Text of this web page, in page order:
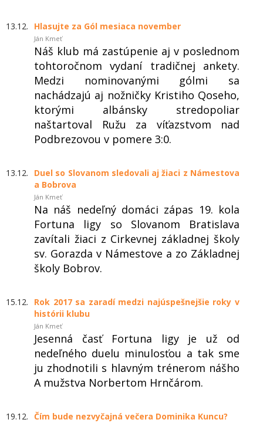
13.12. Hlasujte za Gól mesiaca november
Ján Kmeť
Náš klub má zastúpenie aj v poslednom
tohtoročnom vydaní tradičnej ankety.
Medzi nominovanými gólmi sa
nachádzajú aj nožničky Kristiho Qoseho,
ktorými albánsky stredopoliar
naštartoval Ružu za víťazstvom nad
Podbrezovou v pomere 3:0.
13.12.
Duel so Slovanom sledovali aj žiaci z Námestova
a Bobrova
Ján Kmeť
Na náš nedeľný domáci zápas 19. kola
Fortuna ligy so Slovanom Bratislava
zavítali žiaci z Cirkevnej základnej školy
sv. Gorazda v Námestove a zo Základnej
školy Bobrov.
15.12.
Rok 2017 sa zaradí medzi najúspešnejšie roky v
histórii klubu
Ján Kmeť
Jesenná časť Fortuna ligy je už od
nedeľného duelu minulosťou a tak sme
ju zhodnotili s hlavným trénerom nášho
A mužstva Norbertom Hrnčárom.
19.12. Čím bude nezvyčajná večera Dominika Kuncu?